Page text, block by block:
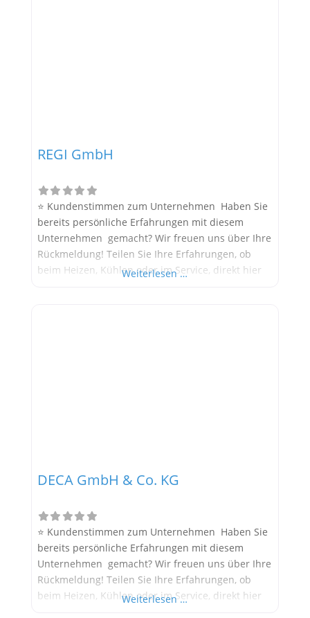
REGI GmbH
⭐ Kundenstimmen zum Unternehmen Haben Sie
bereits persönliche Erfahrungen mit diesem
Unternehmen gemacht? Wir freuen uns über Ihre
Rückmeldung! Teilen Sie Ihre Erfahrungen, ob
beim Heizen, Kühlen oder im Service, direkt hier
Weiterlesen …
DECA GmbH & Co. KG
⭐ Kundenstimmen zum Unternehmen Haben Sie
bereits persönliche Erfahrungen mit diesem
Unternehmen gemacht? Wir freuen uns über Ihre
Rückmeldung! Teilen Sie Ihre Erfahrungen, ob
beim Heizen, Kühlen oder im Service, direkt hier
Weiterlesen …